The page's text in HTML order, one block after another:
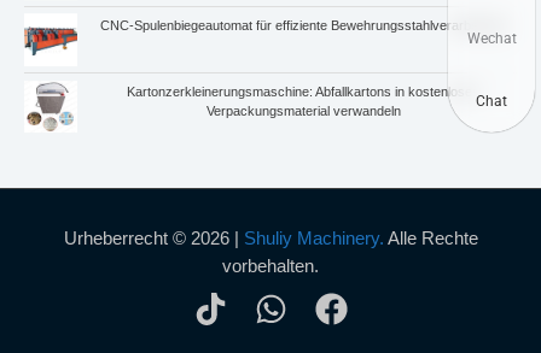
CNC-Spulenbiegeautomat für effiziente Bewehrungsstahlverarbeitung
Kartonzerkleinerungsmaschine: Abfallkartons in kostenloses
Verpackungsmaterial verwandeln
Urheberrecht © 2026 | Shuliy Machinery. Alle Rechte
vorbehalten.
Wechat
Chat